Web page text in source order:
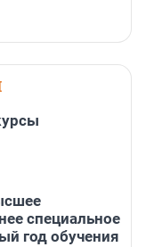
специальное
год обучения